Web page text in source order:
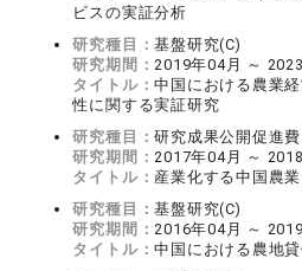
ビスの実証分析
研究種目：基盤研究(C)
研究期間：2019年04月 ～
タイトル：中国における農業
性に関する実証研究
研究種目：研究成果公開促進
研究期間：2017年04月 ～
タイトル： 産業化する中国農業
研究種目：基盤研究(C)
研究期間：2016年04月 ～
タイトル：中国における農地